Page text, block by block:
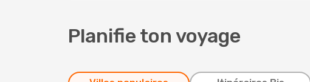
Planifie ton voyage